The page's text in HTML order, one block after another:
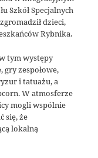
Szkół Specjalnych
dzieci,
Rybnika.
tym występy
zespołowe,
i tatuażu, a
W atmosferze
mogli wspólnie
się, że
lokalną